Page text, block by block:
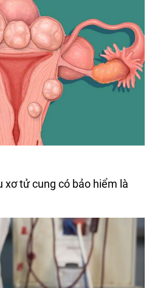
xơ tử cung có bảo hiểm là